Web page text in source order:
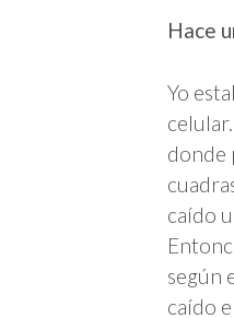
Hace
Yo
donde
caído
según
caído